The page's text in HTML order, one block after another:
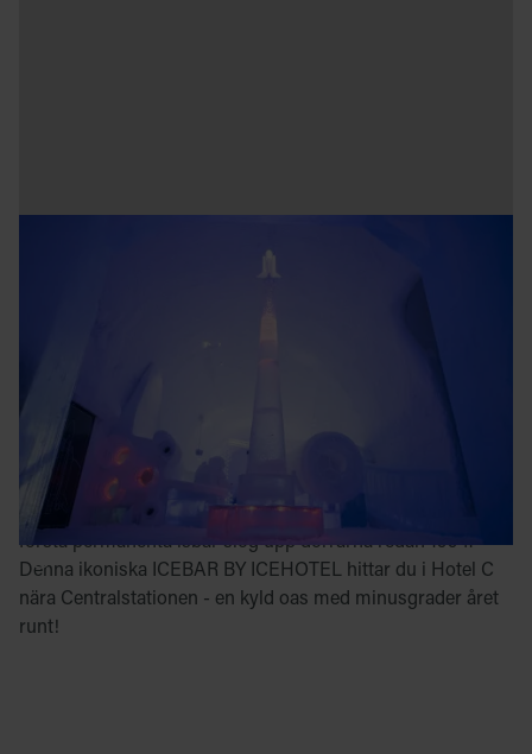
ICEBAR BY ICEHOTEL -
spännande cocktail - här serveras drinkarna självklart i
handgjorda glas skapade av isen från Torne Älv. En arktisk
upplevelse ”in the rocks”.
Vår magiska ICEBAR finns också i Stockholm – världens
första permanenta isbar slog upp dörrarna redan 1994.
Denna ikoniska ICEBAR BY ICEHOTEL hittar du i Hotel C
nära Centralstationen - en kyld oas med minusgrader året
runt!